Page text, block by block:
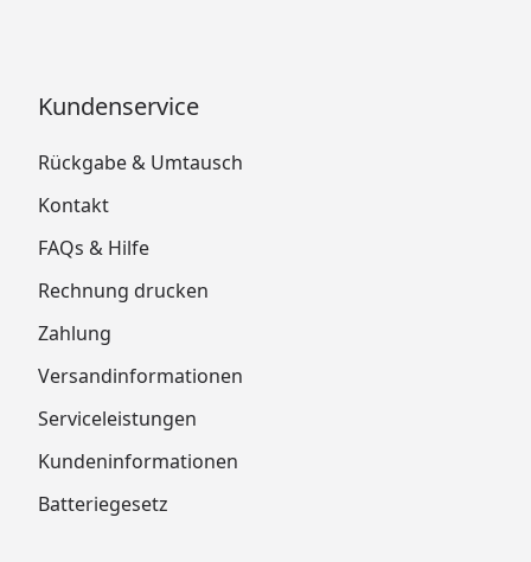
Kundenservice
Rückgabe & Umtausch
Kontakt
FAQs & Hilfe
Rechnung drucken
Zahlung
Versandinformationen
Serviceleistungen
Kundeninformationen
Batteriegesetz